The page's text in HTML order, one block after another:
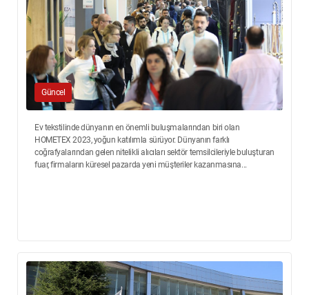
Güncel
Ev tekstilinde dünyanın en önemli buluşmalarından biri olan
HOMETEX 2023, yoğun katılımla sürüyor. Dünyanın farklı
coğrafyalarından gelen nitelikli alıcıları sektör temsilcileriyle buluşturan
fuar, firmaların küresel pazarda yeni müşteriler kazanmasına...